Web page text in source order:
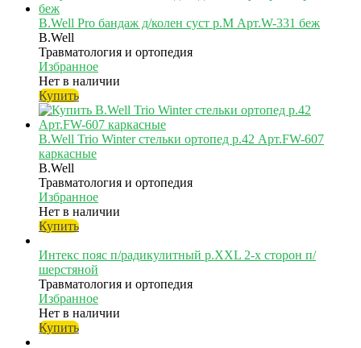
B.Well Pro бандаж д/колен суст р.M Арт.W-331 беж
B.Well
Травматология и ортопедия
Избранное
Нет в наличии
Купить
B.Well Trio Winter стельки ортопед р.42 Арт.FW-607
каркасные
B.Well
Травматология и ортопедия
Избранное
Нет в наличии
Купить
Интекс пояс п/радикулитный р.XXL 2-х сторон п/
шерстяной
Травматология и ортопедия
Избранное
Нет в наличии
Купить